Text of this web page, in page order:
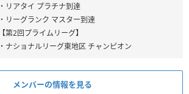
・リアタイ プラチナ到達
・リーグランク マスター到達
【第2回プライムリーグ】
・ナショナルリーグ東地区 チャンピオン
メンバーの情報を見る